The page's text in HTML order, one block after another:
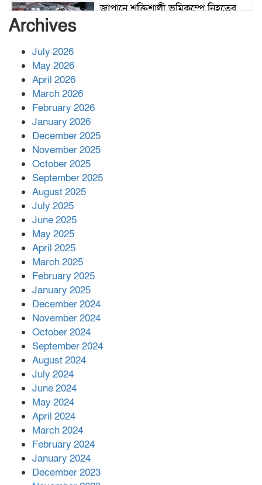
জাপানে শক্তিশালী ভূমিকম্পে নিহতের
পর ফোন তারেক রহমানের,গ্যাস সঙ্কট
সহায়তা দিলেন সাচিং প্রু জেরী
Archives
July 2026
May 2026
April 2026
March 2026
February 2026
January 2026
December 2025
November 2025
October 2025
September 2025
August 2025
July 2025
June 2025
May 2025
April 2025
March 2025
February 2025
January 2025
December 2024
November 2024
October 2024
September 2024
August 2024
July 2024
June 2024
May 2024
April 2024
March 2024
February 2024
January 2024
December 2023